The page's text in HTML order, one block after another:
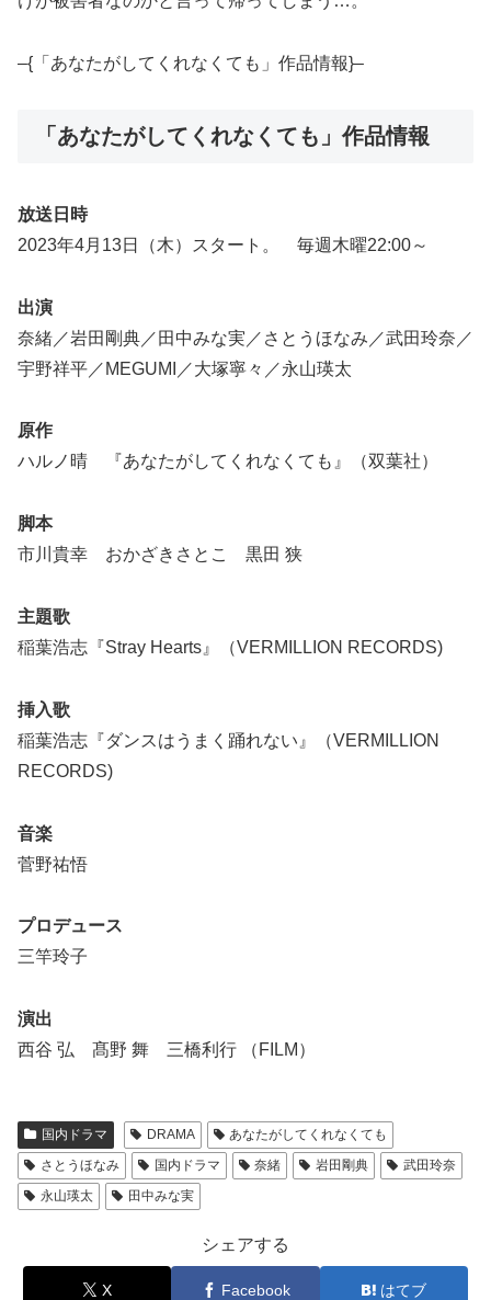
–{「あなたがしてくれなくても」作品情報}–
「あなたがしてくれなくても」作品情報
放送日時
2023年4月13日（木）スタート。 毎週木曜22:00～
出演
奈緒／岩田剛典／田中みな実／さとうほなみ／武田玲奈／
宇野祥平／MEGUMI／大塚寧々／永山瑛太
原作
ハルノ晴 『あなたがしてくれなくても』（双葉社）
脚本
市川貴幸 おかざきさとこ 黒田 狭
主題歌
稲葉浩志『Stray Hearts』（VERMILLION RECORDS)
挿入歌
稲葉浩志『ダンスはうまく踊れない』（VERMILLION
RECORDS)
音楽
菅野祐悟
プロデュース
三竿玲子
演出
西谷 弘 髙野 舞 三橋利行 （FILM）
国内ドラマ DRAMA
あなたがしてくれなくても
さとうほなみ
国内ドラマ 奈緒 岩田剛典
武田玲奈
永山瑛太
田中みな実
シェアする
X Facebook はてブ